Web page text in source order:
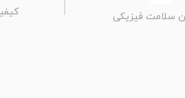
سلامت فیزیکی